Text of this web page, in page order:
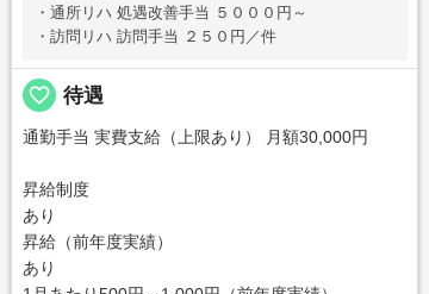
・通所リハ 処遇改善手当 ５０００円～
・訪問リハ 訪問手当 ２５０円／件
favorite_border 待遇
通勤手当 実費支給（上限あり） 月額30,000円
昇給制度
あり
昇給（前年度実績）
あり